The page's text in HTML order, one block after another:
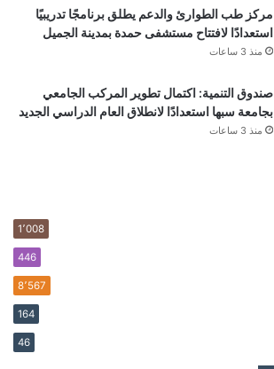
مركز طب الطوارئ والدعم يطلق برنامجًا تدريبيًا
استعدادًا لافتتاح مستشفى حمدة بمدينة الجميل
منذ 3 ساعات
صندوق التنمية: اكتمال تطوير المركب الجامعي
بجامعة سبها استعدادًا لانطلاق العام الدراسي الجديد
منذ 3 ساعات
1٬008
446
8٬567
164
46